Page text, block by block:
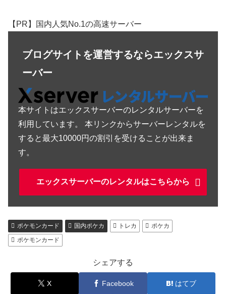
【PR】国内人気No.1の高速サーバー
ブログサイトを運営するならエックスサ
ーバー
本サイトはエックスサーバーのレンタルサーバーを
利用しています。 本リンクからサーバーレンタルを
すると最大10000円の割引を受けることが出来ま
す。
エックスサーバーのレンタルはこちらから
ポケモンカード 国内ポケカ トレカ
ポケカ
ポケモンカード
シェアする
X Facebook はてブ